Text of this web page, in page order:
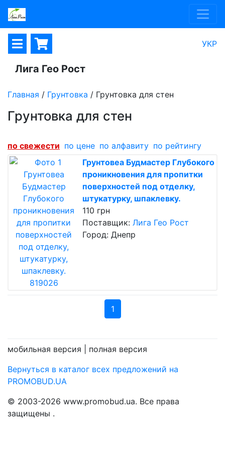
УКР
Лига Гео Рост
Главная / Грунтовка / Грунтовка для стен
Грунтовка для стен
по cвежести по цене по алфавиту по рейтингу
Грунтовеа Будмастер Глубокого
проникновения для пропитки
поверхностей под отделку,
штукатурку, шпаклевку.
110 грн
Поставщик: Лига Гео Рост
Город: Днепр
1
мобильная версия | полная версия
Вернуться в каталог всех предложений на
PROMOBUD.UA
© 2003-2026 www.promobud.ua. Все права
защищены .